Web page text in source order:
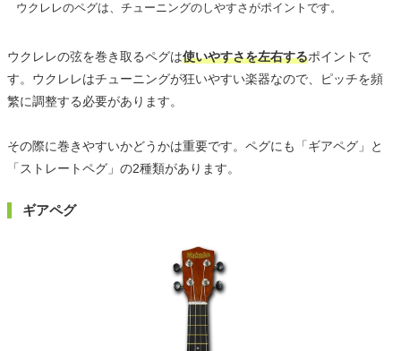
ウクレレのペグは、チューニングのしやすさがポイントです。
ウクレレの弦を巻き取るペグは使いやすさを左右するポイントで
す。ウクレレはチューニングが狂いやすい楽器なので、ピッチを頻
繁に調整する必要があります。
その際に巻きやすいかどうかは重要です。ペグにも「ギアペグ」と
「ストレートペグ」の2種類があります。
ギアペグ